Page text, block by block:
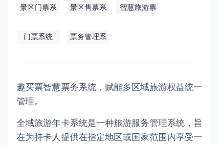
景区门票系
景区售票系
智慧旅游票
门票系统
票务管理系
趣买票智慧票务系统，赋能多区域旅游权益统一
管理。
全域旅游年卡系统是一种旅游服务管理系统，旨
在为持卡人提供在指定地区或国家范围内享受一